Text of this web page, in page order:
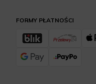
FORMY PŁATNOŚCI